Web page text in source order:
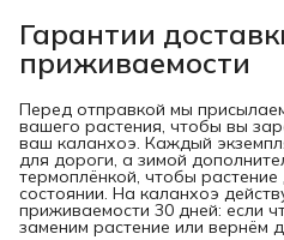
Гарантии
приживаемости
Перед отправкой мы
вашего растения, чтобы вы
ваш каланхоэ. Каждый
для дороги, а зимой
термоплёнкой, чтобы
состоянии. На каланхоэ
приживаемости 30 дней: если
заменим растение или вернём